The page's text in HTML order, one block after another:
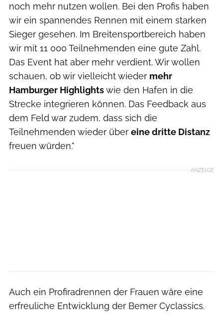
noch mehr nutzen wollen. Bei den Profis haben
wir ein spannendes Rennen mit einem starken
Sieger gesehen. Im Breitensportbereich haben
wir mit 11 000 Teilnehmenden eine gute Zahl.
Das Event hat aber mehr verdient. Wir wollen
schauen, ob wir vielleicht wieder mehr
Hamburger Highlightswie den Hafen in die
Strecke integrieren können. Das Feedback aus
dem Feld war zudem, dass sich die
Teilnehmenden wieder über eine dritte Distanz
freuen würden."
ANZEIGE
Auch ein Profiradrennen der Frauen wäre eine
erfreuliche Entwicklung der Bemer Cyclassics.